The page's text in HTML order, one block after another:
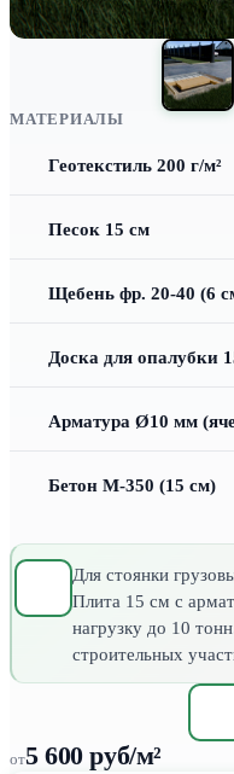
МАТЕРИАЛЫ
Геотекстиль 200 г/м²
Песок 15 см
Щебень фр. 20-40 (6
Доска для опалубки
Арматура Ø10 мм
Бетон М-350 (15 см)
Для стоянки
Плита 15 см с
нагрузку до 10
строительных
от5 600 руб/м²